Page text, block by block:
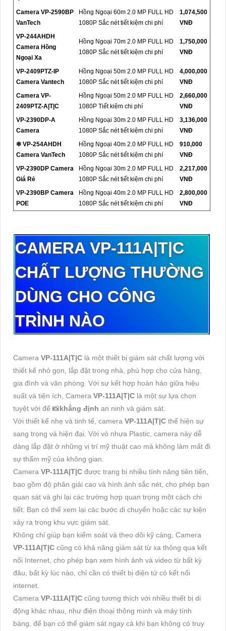
Camera VP-2590BP
VanTech
Hồng Ngoại 60m 2.0 MP FULL HD
1080P Sắc nét tiết kiệm chi phí
1,074,500
VNĐ
VP-244AHDH
Camera Hồng
Ngoại Xa
Hồng Ngoại 70m 2.0 MP FULL HD
1080P Sắc nét tiết kiệm chi phí
1,750,000
VNĐ
VP-2409PTZ-IP
Camera Vantech
Hồng Ngoại 50m 2.0 MP FULL HD
1080P Sắc nét tiết kiệm chi phí
4,000,000
VNĐ
Camera VP-
2409PTZ-A|T|C
Hồng Ngoại 50m 2.0 MP FULL HD
1080P Tiết kiệm chi phí
2,660,000
VNĐ
VP-2390DP-A
Camera
Hồng Ngoại 30m 2.0 MP FULL HD
1080P Sắc nét tiết kiệm chi phí
3,136,000
VNĐ
❇ VP-254AHDH
Camera VanTech
Hồng Ngoại 40m 2.0 MP FULL HD
1080P Sắc nét tiết kiệm chi phí
910,000
VNĐ
VP-2390DP Camera
Giá Rẻ
Hồng Ngoại 30m 2.0 MP FULL HD
1080P Sắc nét tiết kiệm chi phí
2,217,000
VNĐ
VP-2390BP Camera
POE
Hồng Ngoại 40m 2.0 MP FULL HD
1080P Sắc nét tiết kiệm chi phí
2,800,000
VNĐ
CAMERAVP-111A|T|C
CHẤT LƯỢNG THƯỜNG
DÙNG CHO CÔNG
TRÌNH NÀO
Camera VP-111A|T|C là một thiết bị giám sát chất lượng với
thiết kế nhỏ gọn, lắp đặt trong nhà, phù hợp cho cửa hàng,
gia đình và văn phòng. Với sự kết hợp hoàn hảo giữa hiệu
suất và tiện ích, Camera VP-111A|T|C là một sự lựa chọn
tuyệt vời để 📸khẳng định an ninh và giám sát.
Với thiết kế nhẹ và tinh tế, camera VP-111A|T|C thể hiện sự
sang trọng và hiện đại. Với vỏ nhựa Plastic, camera này dễ
dàng lắp đặt ở những vị trí mỹ thuật cao mà không làm mất đi
sự thẩm mỹ của không gian.
Camera VP-111A|T|C được trang bị nhiều tính năng tiên tiến,
bao gồm độ phân giải cao và hình ảnh sắc nét, cho phép bạn
quan sát và ghi lại các trường hợp quan trọng một cách chi
tiết. Bạn có thể xem lại các bước di chuyển hoặc các sự kiện
xảy ra trong khu vực giám sát.
Không chỉ giúp bạn kiểm soát và theo dõi kỹ càng, Camera
VP-111A|T|C cũng có khả năng giám sát từ xa thông qua kết
nối Internet, cho phép bạn xem hình ảnh và video từ bất kỳ
đâu, bất kỳ lúc nào, chỉ cần có thiết bị điện tử có kết nối
internet.
Camera VP-111A|T|C cũng tương thích với nhiều thiết bị di
động khác nhau, như điện thoại thông minh và máy tính
bảng, để bạn có thể giám sát ngay cả khi bạn không có truy